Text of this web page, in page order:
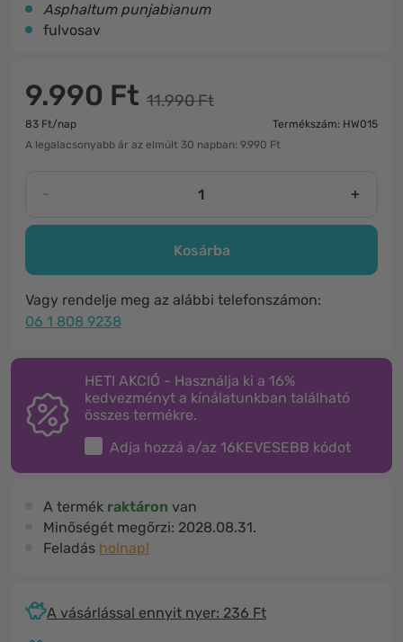
Asphaltum punjabianum
fulvosav
9.990 Ft 11.990 Ft
83 Ft/nap
Termékszám: HW015
A legalacsonyabb ár az elmúlt 30 napban: 9.990 Ft
- +
Kosárba
Vagy rendelje meg az alábbi telefonszámon:
06 1 808 9238
HETI AKCIÓ - Használja ki a 16%
kedvezményt a kínálatunkban található
összes termékre.
Adja hozzá a/az 16KEVESEBB kódot
A termék raktáron van
Minőségét megőrzi: 2028.08.31.
Feladás holnap!
A vásárlással ennyit nyer: 236 Ft